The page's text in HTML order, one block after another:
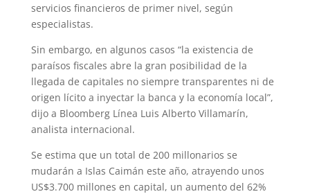
servicios financieros de primer nivel, según
especialistas.
Sin embargo, en algunos casos “la existencia de
paraísos fiscales abre la gran posibilidad de la
llegada de capitales no siempre transparentes ni de
origen lícito a inyectar la banca y la economía local”,
dijo a Bloomberg Línea Luis Alberto Villamarín,
analista internacional.
Se estima que un total de 200 millonarios se
mudarán a Islas Caimán este año, atrayendo unos
US$3.700 millones en capital, un aumento del 62%